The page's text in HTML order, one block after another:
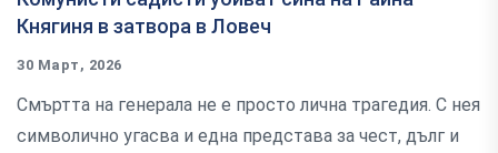
Княгиня в затвора в Ловеч
30 Март, 2026
Смъртта на генерала не е просто лична трагедия. С нея
символично угасва и една представа за чест, дълг и